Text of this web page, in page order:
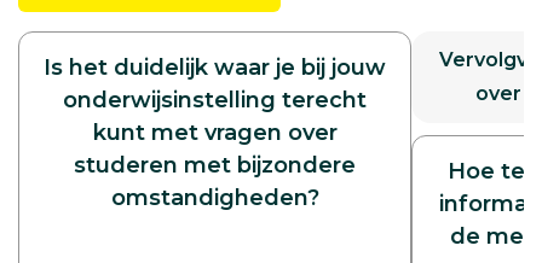
een
categorie
Is het duidelijk waar je bij jouw
onderwijsinstelling terecht
kunt met vragen over
studeren met bijzondere
omstandigheden?
over
Hoe
de